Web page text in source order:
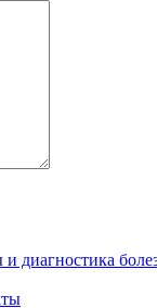
диагностика